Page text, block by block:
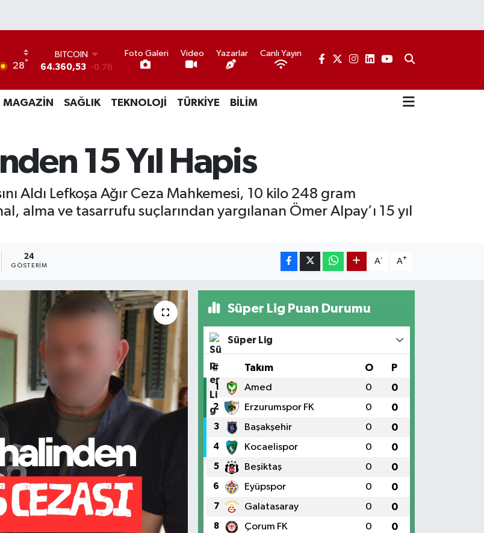
28°
BITCOIN
64.360,53 -0.76
47,7069 0.17
EURO
GRAM ALTIN
6618.49
2.12
13.887 64
Foto Galeri Video Yazarlar Canlı Yayın
MAGAZİN SAĞLIK TEKNOLOJİ TÜRKİYE BİLİM
15 Yıl Hapis
Aldı Lefkoşa Ağır Ceza Mahkemesi, 10 kilo 248 gram
alma ve tasarrufu suçlarından yargılanan Ömer Alpay’ı 15 yıl
24
GÖSTERIM
A- A+
Süper Lig Puan Durumu
Süper Lig
# Takım O P
1 Amed 0 0
2 Erzurumspor FK 0 0
3 Başakşehir 0 0
4 Kocaelispor 0 0
5 Beşiktaş 0 0
6 Eyüpspor 0 0
7 Galatasaray 0 0
8 Çorum FK 0 0